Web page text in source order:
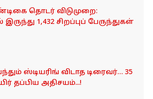
தொடர் விடுமுறை:
1,432 சிறப்புப் பேருந்துகள்
ஸ்டியரிங் விடாத டிரைவர்… 35
தப்பிய அதிசயம்...!